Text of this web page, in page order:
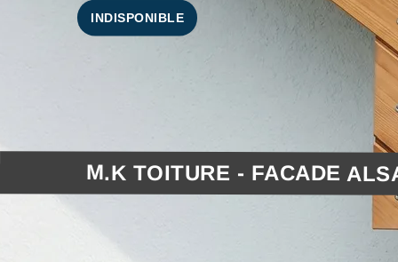
INDISPONIBLE
M.K TOITURE - FACADE